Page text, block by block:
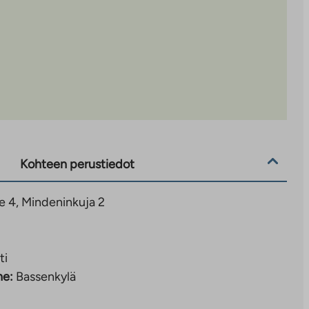
Kohteen perustiedot
4, Mindeninkuja 2
Bassenkylä